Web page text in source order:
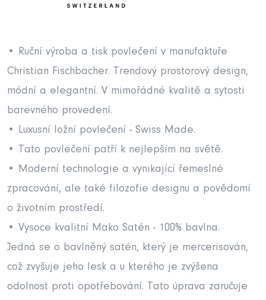
• Ruční výroba a tisk povlečení v manufaktuře
Christian Fischbacher. Trendový prostorový design,
módní a elegantní. V mimořádné kvalitě a sytosti
barevného provedení.
• Luxusní ložní povlečení - Swiss Made.
• Tato povlečení patří k nejlepším na světě.
• Moderní technologie a vynikající řemeslné
zpracování, ale také filozofie designu a povědomí
o životním prostředí.
• Vysoce kvalitní Mako Satén - 100% bavlna.
Jedná se o bavlněný satén, který je mercerisován,
což zvyšuje jeho lesk a u kterého je zvýšena
odolnost proti opotřebování. Tato úprava zaručuje